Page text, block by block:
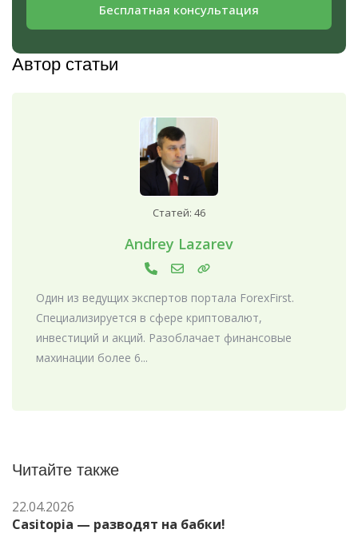
Бесплатная консультация
Автор статьи
Статей: 46
Andrey Lazarev
Один из ведущих экспертов портала ForexFirst.
Специализируется в сфере криптовалют,
инвестиций и акций. Разоблачает финансовые
махинации более 6...
Читайте также
22.04.2026
Casitopia — разводят на бабки!